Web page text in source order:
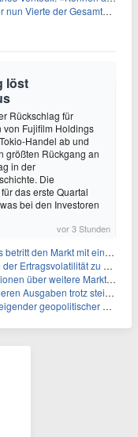
Vierte der Gesamtwertung
löst
Rückschlag für
von Fujifilm Holdings
Handel ab und
größten Rückgang an
in der
Die
das erste Quartal
bei den Investoren
vor 3 Stunden
einem IPO-Boost von 150 Millionen Dollar
zu profitieren
Marktinterventionen nehmen zu
Löhne: Ein Warnsignal für das Wachstum
Spannungen im Persischen Golf